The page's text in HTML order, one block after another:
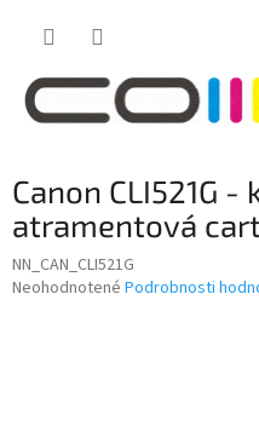
Canon CLI521G
atramentová
NN_CAN_CLI521G
Priemerné
Neohodnotené Podrobnosti